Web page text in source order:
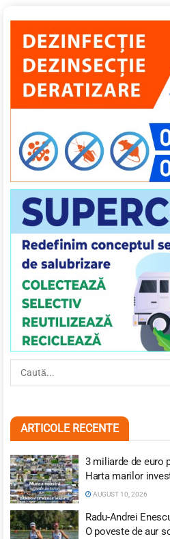
ARTICOLE RECENTE
3 miliarde de euro
Harta marilor
AUGUST 10, 2026
Radu-Andrei
O poveste de aur